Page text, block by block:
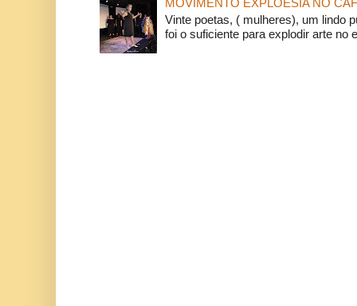
MOVIMENTO EXPLOESIA NO
Vinte poetas, ( mulheres), um lindo
foi o suficiente para explodir arte no